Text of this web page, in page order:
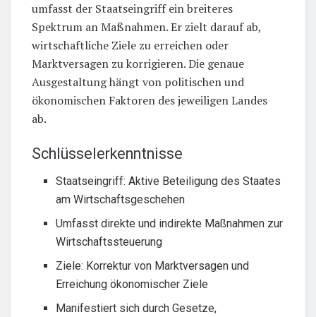
umfasst der Staatseingriff ein breiteres
Spektrum an Maßnahmen. Er zielt darauf ab,
wirtschaftliche Ziele zu erreichen oder
Marktversagen zu korrigieren. Die genaue
Ausgestaltung hängt von politischen und
ökonomischen Faktoren des jeweiligen Landes
ab.
Schlüsselerkenntnisse
Staatseingriff: Aktive Beteiligung des Staates
am Wirtschaftsgeschehen
Umfasst direkte und indirekte Maßnahmen zur
Wirtschaftssteuerung
Ziele: Korrektur von Marktversagen und
Erreichung ökonomischer Ziele
Manifestiert sich durch Gesetze,